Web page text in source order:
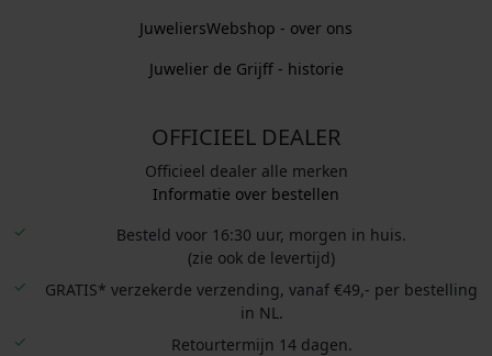
JuweliersWebshop - over ons
Juwelier de Grijff - historie
OFFICIEEL DEALER
Officieel dealer alle merken
Informatie over bestellen
Besteld voor 16:30 uur, morgen in huis.
(zie ook de levertijd)
GRATIS* verzekerde verzending, vanaf €49,- per bestelling
in NL.
Retourtermijn 14 dagen.